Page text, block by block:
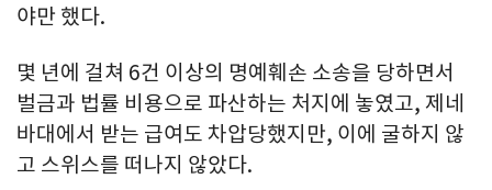
야만 했다.
몇 년에 걸쳐 6건 이상의 명예훼손 소송을 당하면서
벌금과 법률 비용으로 파산하는 처지에 놓였고, 제네
바대에서 받는 급여도 차압당했지만, 이에 굴하지 않
고 스위스를 떠나지 않았다.